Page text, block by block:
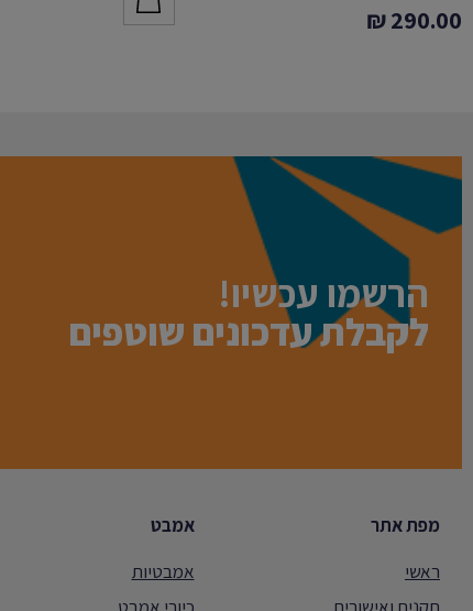
290.00
₪
הרשמו עכשיו!
לקבלת עדכונים שוטפים
מפת אתר
ראשי
אמבט
אמבטיות